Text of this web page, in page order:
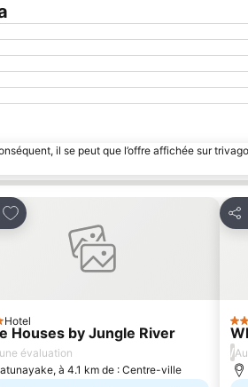
il se peut que l’offre affichée sur
Ajouter à mes favoris
Hotel
Houses by Jungle River
évaluation
à 4.1 km de : Centre-ville
3
/